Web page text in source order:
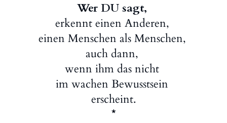
Wer DU sagt,
erkennt einen Anderen,
einen Menschen als Menschen,
auch dann,
wenn ihm das nicht
im wachen Bewusstsein
erscheint.
*